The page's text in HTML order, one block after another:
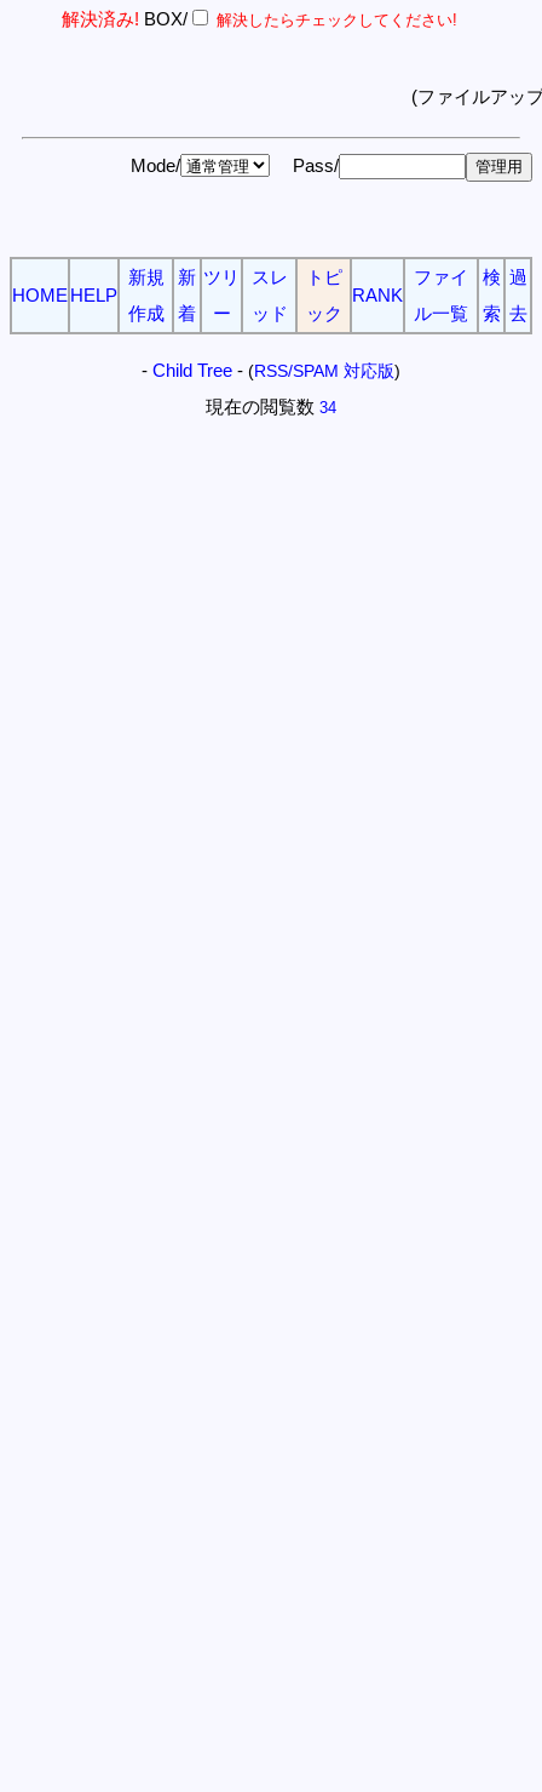
解決済み! BOX/ 解決したらチェックしてください!
(ファイルアッ
Mode/ Pass/
HOME HELP
新規
作成
新
着
ツリ
ー
スレ
ッド
トピ
ック
RANK
ファイ
ル一覧
検
索
過
去
- Child Tree - (RSS/SPAM 対応版)
現在の閲覧数 34